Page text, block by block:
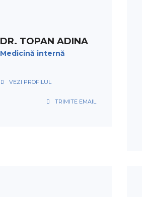
DR. TOPAN ADINA
Medicină internă
VEZI PROFILUL
TRIMITE EMAIL